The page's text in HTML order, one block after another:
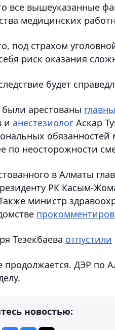
все вышеуказанные
медицинских
под страхом
риск оказания
будет
арестованы
и анестезиолог Аскар
по неосторожности
в Алматы
РК Касым-
министр
Тезекбаева отпустили
продолжается. ДЭР по
новостью: